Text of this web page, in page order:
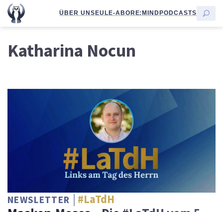
ÜBER UNSEULE-ABORE:MINDPODCASTS
Katharina Nocun
NEWSLETTER #LaTdH